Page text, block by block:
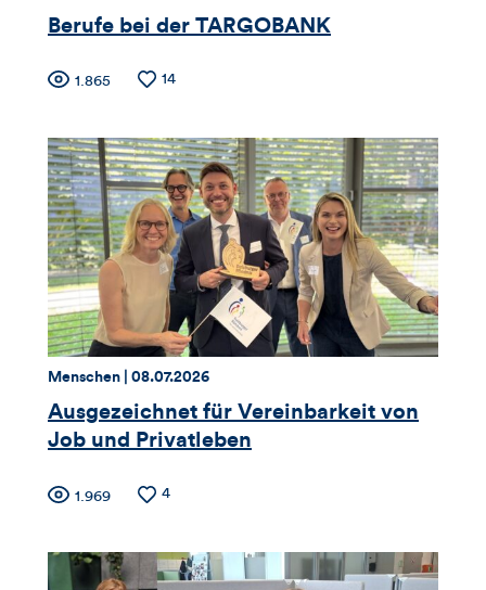
Berufe bei der TARGOBANK
Zähler
für
Views,
Likes
und
Kommentare
dieses
Artikels
Anzahl
1.865
Anzahl
14
Thema:
Menschen | Datum:
08.07.2026
Ausgezeichnet für Vereinbarkeit von
Job und Privatleben
Zähler
für
Anzahl
1.969
Anzahl
4